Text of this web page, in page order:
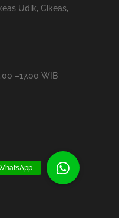
Udik, Cikeas,
–17.00 WIB